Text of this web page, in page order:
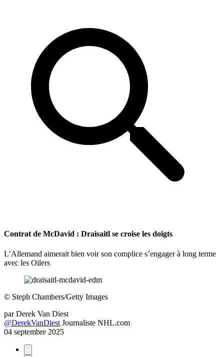
Contrat de McDavid : Draisaitl se croise les doigts
L’Allemand aimerait bien voir son complice s’engager à long terme
avec les Oilers
© Steph Chambers/Getty Images
par Derek Van Diest
@DerekVanDiest Journaliste NHL.com
04 septembre 2025